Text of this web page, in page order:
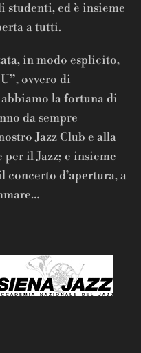
ed è insieme
a tutti.
in modo esplicito,
ovvero di
abbiamo la fortuna di
da sempre
Jazz Club e alla
per il Jazz; e insieme
concerto d’apertura, a